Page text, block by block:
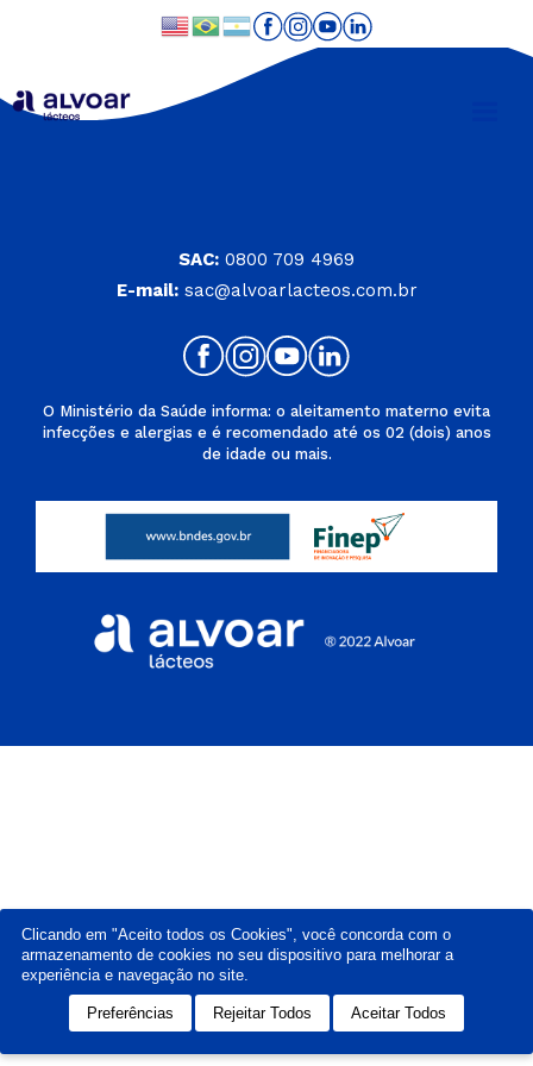
SAC: 0800 709 4969
E-mail: sac@alvoarlacteos.com.br
O Ministério da Saúde informa: o aleitamento materno evita
infecções e alergias e é recomendado até os 02 (dois) anos
de idade ou mais.
Clicando em "Aceito todos os Cookies", você concorda com o
armazenamento de cookies no seu dispositivo para melhorar a
experiência e navegação no site.
Preferências Rejeitar Todos Aceitar Todos